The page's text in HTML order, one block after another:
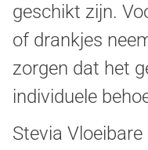
geschikt zijn.
of drankjes
zorgen dat het
individuele
Stevia